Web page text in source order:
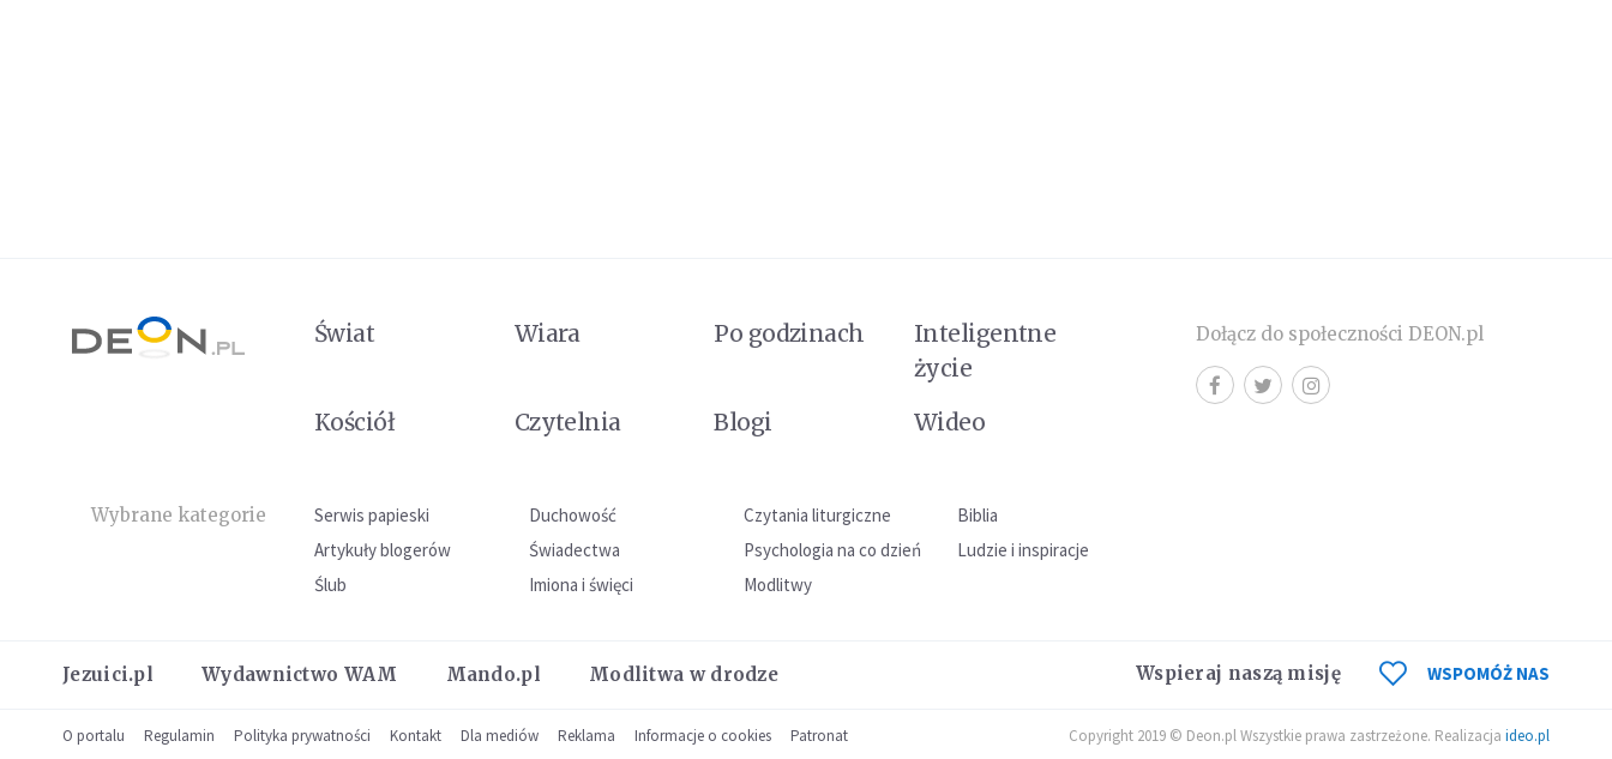
Świat Wiara Po godzinach
Inteligentne
życie
Kościół
Czytelnia Blogi Wideo
Wybrane kategorie Serwis papieski Duchowość Czytania liturgiczne
Biblia
Artykuły blogerów
Świadectwa Psychologia na co dzień
Ludzie i inspiracje
Ślub
Imiona i święci Modlitwy
Dołącz do społeczności DEON.pl
Jezuici.pl Wydawnictwo WAM Mando.pl Modlitwa w drodze Wspieraj naszą misję WSPOMÓŻ NAS
O portalu Regulamin Polityka prywatności Kontakt Dla mediów Reklama Informacje o cookies Patronat Copyright 2019 © Deon.pl Wszystkie prawa zastrzeżone. Realizacja ideo.pl